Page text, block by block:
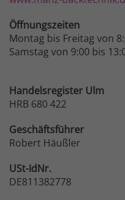
Öffnungszeiten
Montag bis Freitag von
Samstag von 9:00 bis
Handelsregister Ulm
HRB 680 422
Geschäftsführer
Robert Häußler
USt-IdNr.
DE811382778